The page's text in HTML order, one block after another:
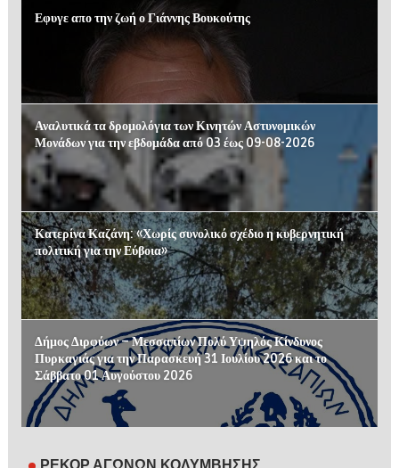
Εφυγε απο την ζωή ο Γιάννης Βουκούτης
Αναλυτικά τα δρομολόγια των Κινητών Αστυνομικών
Μονάδων για την εβδομάδα από 03 έως 09-08-2026
Κατερίνα Καζάνη: «Χωρίς συνολικό σχέδιο η κυβερνητική
πολιτική για την Εύβοια»
Δήμος Διρφύων – Μεσσαπίων Πολύ Υψηλός Κίνδυνος
Πυρκαγιάς για την Παρασκευή 31 Ιουλίου 2026 και το
Σάββατο 01 Αυγούστου 2026
ΡΕΚΟΡ ΑΓΩΝΩΝ ΚΟΛΥΜΒΗΣΗΣ